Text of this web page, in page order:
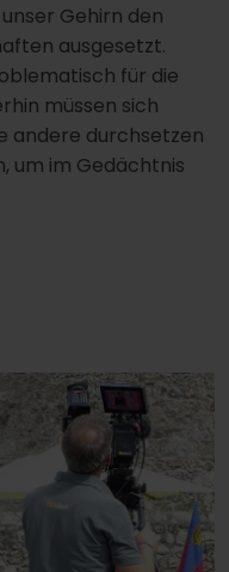
Gehirn den
ausgesetzt.
für die
müssen sich
andere durchsetzen
um im Gedächtnis